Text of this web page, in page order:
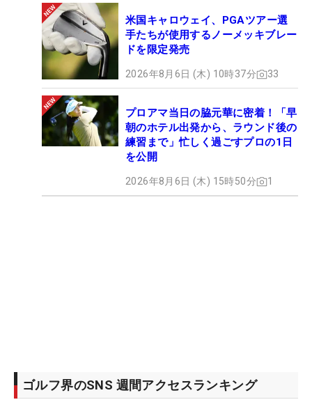
米国キャロウェイ、PGAツアー選
手たちが使用するノーメッキブレー
ドを限定発売
2026年8月6日 (木) 10時37分 33
プロアマ当日の脇元華に密着！「早
朝のホテル出発から、ラウンド後の
練習まで」忙しく過ごすプロの1日
を公開
2026年8月6日 (木) 15時50分 1
ゴルフ界のSNS 週間アクセスランキング